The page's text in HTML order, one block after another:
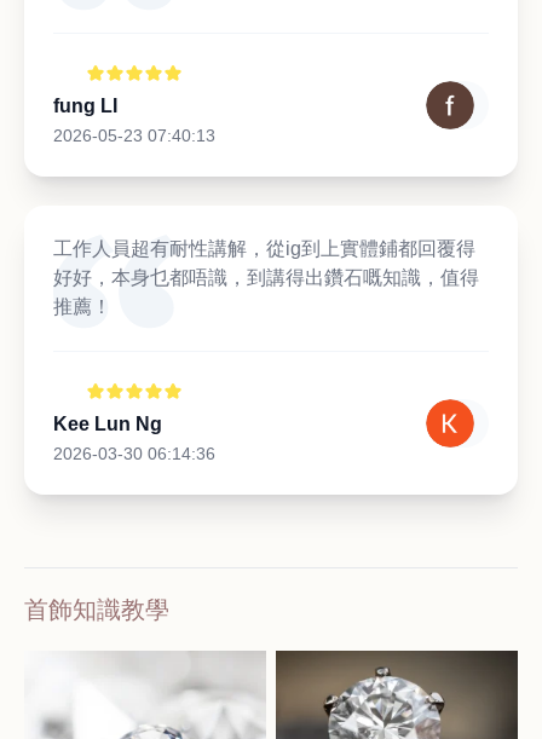
fung LI
2026-05-23 07:40:13
工作人員超有耐性講解，從ig到上實體鋪都回覆得
好好，本身乜都唔識，到講得出鑽石嘅知識，值得
推薦！
Kee Lun Ng
2026-03-30 06:14:36
首飾知識教學